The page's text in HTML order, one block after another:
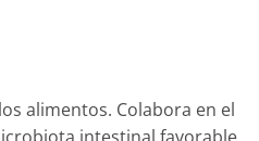
alimentos. Colabora en el